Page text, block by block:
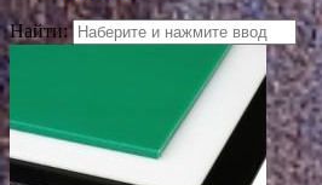
Найти: